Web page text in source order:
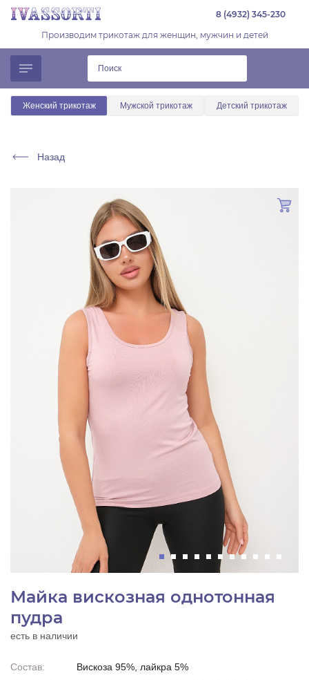
8 (4932) 345-230
Производим трикотаж для женщин, мужчин и детей
Женский трикотаж Мужской трикотаж Детский трикотаж
Назад
Майка вискозная однотонная
пудра
есть в наличии
Состав:
Вискоза 95%, лайкра 5%